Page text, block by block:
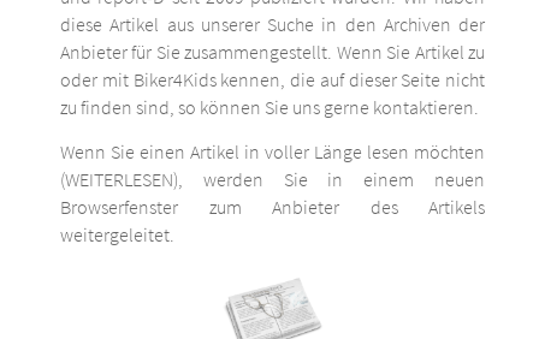
diese Artikel aus unserer Suche in den Archiven der
Anbieter für Sie zusammengestellt. Wenn Sie Artikel zu
oder mit Biker4Kids kennen, die auf dieser Seite nicht
zu finden sind, so können Sie uns gerne kontaktieren.
Wenn Sie einen Artikel in voller Länge lesen möchten
(WEITERLESEN), werden Sie in einem neuen
Browserfenster zum Anbieter des Artikels
weitergeleitet.